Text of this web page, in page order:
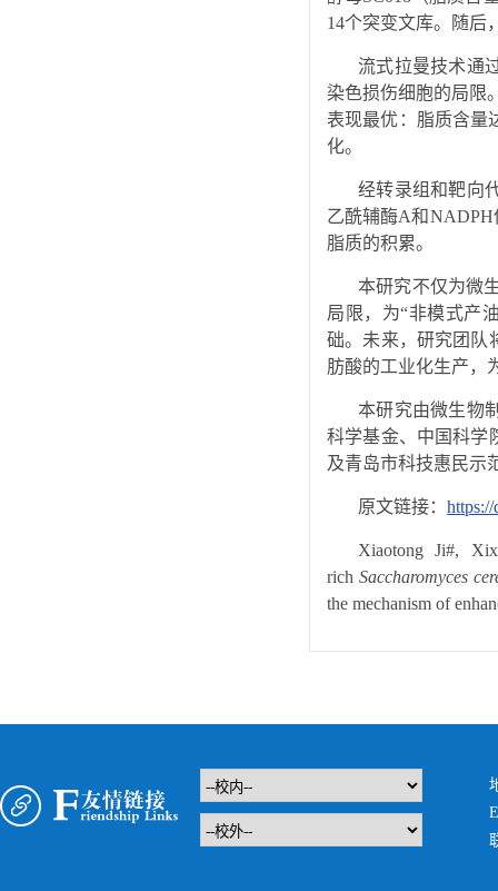
14个突变文库。随后
流式拉曼技术通
染色损伤细胞的局限
表现最优：脂质含量
化。
经转录组和靶向
乙酰辅酶A和
脂质的积累。
本研究不仅为微
局限，为“非模式产
础。未来，研究团队
肪酸的工业化生产，
本研究由微生物
科学基金、中国科学
及青岛市科技惠民示
原文链接：
Xiaotong Ji#,
rich Saccharomyces
the mechanism of